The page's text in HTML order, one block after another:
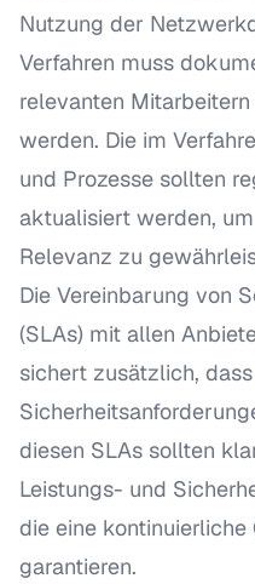
Nutzung der
Verfahren muss
relevanten
werden. Die im
und Prozesse sollten
aktualisiert werden,
Relevanz zu
Die Vereinbarung von
(SLAs) mit allen
sichert zusätzlich,
diesen SLAs sollten
Leistungs- und
die eine
garantieren.